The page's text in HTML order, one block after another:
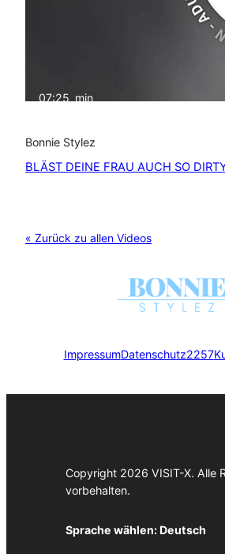
07:25 min
Bonnie Stylez
BLÄST DEINE FRAU AUCH SO
« Zurück zu allen Videos
ImpressumDatenschutz2257
Copyright 2026 VISIT-X. Alle
vorbehalten.
Sprache wählen: Deutsch